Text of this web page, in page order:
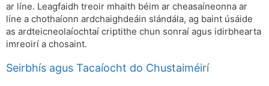
ar líne. Leagfaidh treoir mhaith béim ar cheasaíneonna ar
líne a chothaíonn ardchaighdeáin slándála, ag baint úsáide
as ardteicneolaíochtaí criptithe chun sonraí agus idirbhearta
imreoirí a chosaint.
Seirbhís agus Tacaíocht do Chustaiméirí